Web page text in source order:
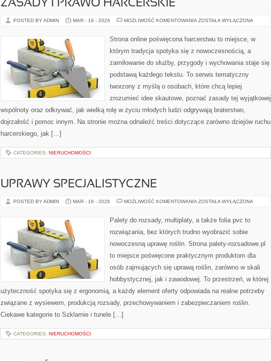
ZASADY I PRAWO HARCERSKIE
POSTED BY ADMIN MAR - 16 - 2026 MOŻLIWOŚĆ KOMENTOWANIA ZASADY
HARCERSKIE
ZOSTAŁA WYŁĄCZONA
Strona online poświęcona harcerstwu to miejsce, w
którym tradycja spotyka się z nowoczesnością, a
zamiłowanie do służby, przygody i wychowania staje się
podstawą każdego tekstu. To serwis tematyczny
tworzony z myślą o osobach, które chcą lepiej
zrozumieć idee skautowe, poznać zasady tej wyjątkowej
wspólnoty oraz odkrywać, jak wielką rolę w życiu młodych ludzi odgrywają braterstwo,
dojrzałość i pomoc innym. Na stronie można odnaleźć treści dotyczące zarówno dziejów ruchu
harcerskiego, jak […]
CATEGORIES: NIERUCHOMOŚCI
UPRAWY SPECJALISTYCZNE
POSTED BY ADMIN MAR - 16 - 2026 MOŻLIWOŚĆ KOMENTOWANIA UPRAWY
ZOSTAŁA WYŁĄCZONA
Palety do rozsady, multiplaty, a także folia pvc to
rozwiązania, bez których trudno wyobrazić sobie
nowoczesną uprawę roślin. Strona palety-rozsadowe.pl
to miejsce poświęcone praktycznym produktom dla
osób zajmujących się uprawą roślin, zarówno w skali
hobbystycznej, jak i zawodowej. To przestrzeń, w której
użyteczność spotyka się z ergonomią, a każdy element oferty odpowiada na realne potrzeby
związane z wysiewem, produkcją rozsady, przechowywaniem i zabezpieczaniem roślin.
Ciekawe kategorie to Szklarnie i tunele […]
CATEGORIES: NIERUCHOMOŚCI